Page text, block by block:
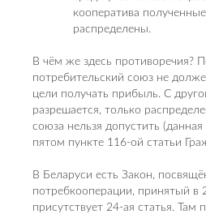
кооператива
распределены.
В чём же здесь противоречия?
потребительский союз не
цели получать прибыль. С
разрешается, только
союза нельзя допустить
пятом пункте 116-ой статьи
В Беларуси есть Закон,
потребкооперации, принятый в
присутствует 24-ая статья. Там